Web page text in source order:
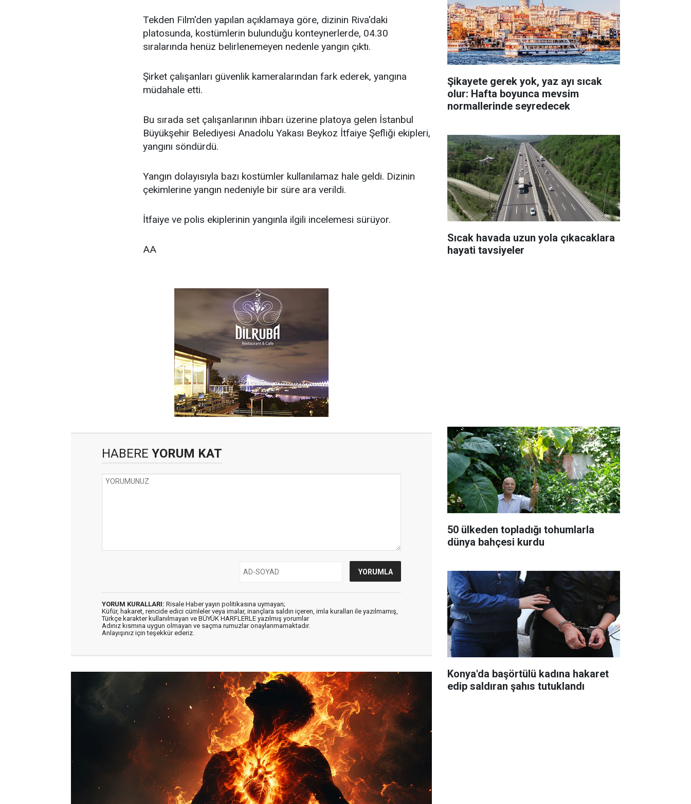
Tekden Film'den yapılan açıklamaya göre, dizinin Riva'daki
platosunda, kostümlerin bulunduğu konteynerlerde, 04.30
sıralarında henüz belirlenemeyen nedenle yangın çıktı.
Şirket çalışanları güvenlik kameralarından fark ederek, yangına
müdahale etti.
Bu sırada set çalışanlarının ihbarı üzerine platoya gelen İstanbul
Büyükşehir Belediyesi Anadolu Yakası Beykoz İtfaiye Şefliği ekipleri,
yangını söndürdü.
Yangın dolayısıyla bazı kostümler kullanılamaz hale geldi. Dizinin
çekimlerine yangın nedeniyle bir süre ara verildi.
İtfaiye ve polis ekiplerinin yangınla ilgili incelemesi sürüyor.
AA
HABERE YORUM KAT
YORUM KURALLARI: Risale Haber yayın politikasına uymayan;
Küfür, hakaret, rencide edici cümleler veya imalar, inançlara saldırı içeren, imla kuralları ile yazılmamış,
Türkçe karakter kullanılmayan ve BÜYÜK HARFLERLE yazılmış yorumlar
Adınız kısmına uygun olmayan ve saçma rumuzlar onaylanmamaktadır.
Anlayışınız için teşekkür ederiz.
Şikayete gerek yok, yaz ayı sıcak
olur: Hafta boyunca mevsim
normallerinde seyredecek
Sıcak havada uzun yola çıkacaklara
hayati tavsiyeler
50 ülkeden topladığı tohumlarla
dünya bahçesi kurdu
Konya'da başörtülü kadına hakaret
edip saldıran şahıs tutuklandı